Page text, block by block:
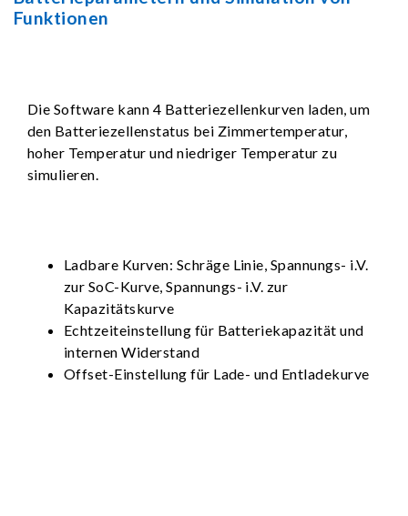
Funktionen
Die Software kann 4 Batteriezellenkurven laden, um
den Batteriezellenstatus bei Zimmertemperatur,
hoher Temperatur und niedriger Temperatur zu
simulieren.
Ladbare Kurven: Schräge Linie, Spannungs- i.V.
zur SoC-Kurve, Spannungs- i.V. zur
Kapazitätskurve
Echtzeiteinstellung für Batteriekapazität und
internen Widerstand
Offset-Einstellung für Lade- und Entladekurve